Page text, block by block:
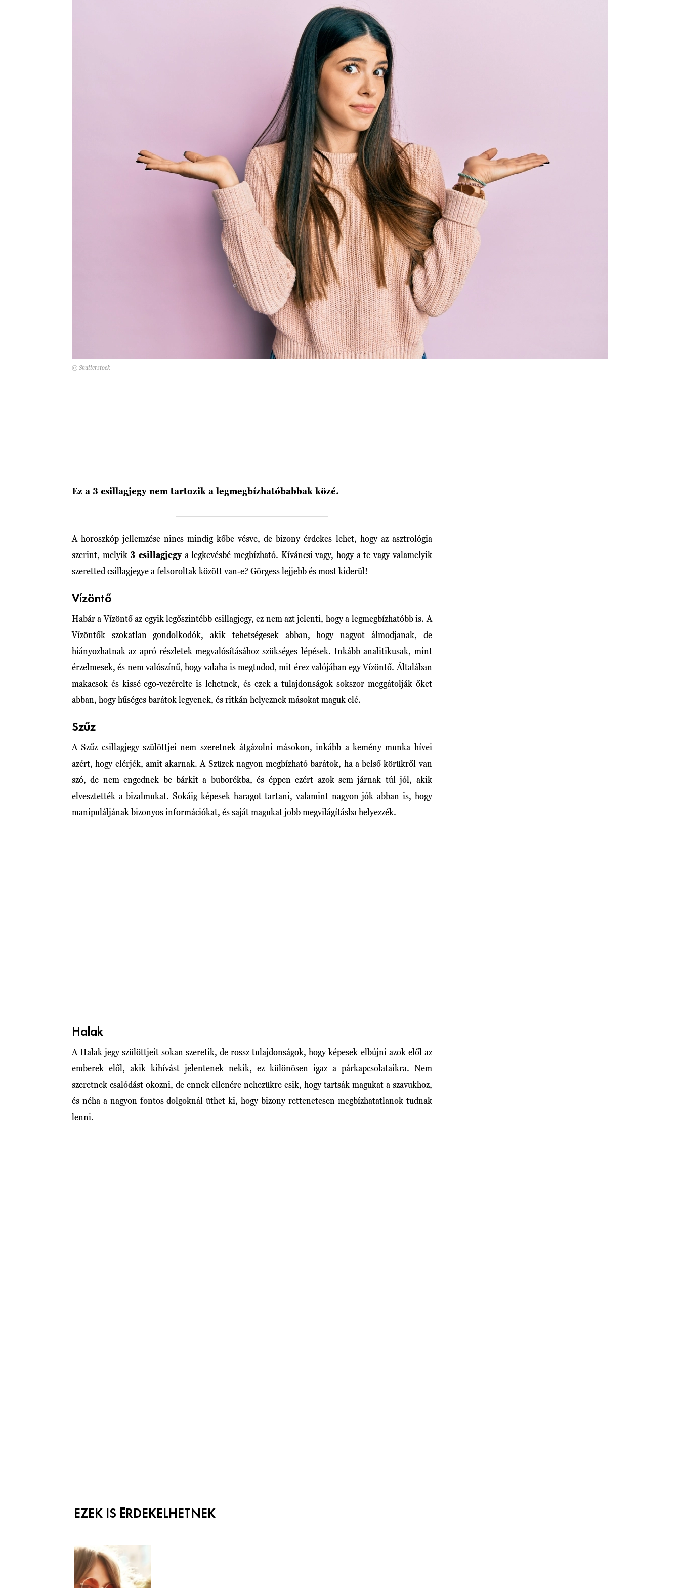
© Shutterstock
Ez a 3 csillagjegy nem tartozik a legmegbízhatóbabbak közé.
A horoszkóp jellemzése nincs mindig kőbe vésve, de bizony érdekes lehet, hogy az asztrológia
szerint, melyik3 csillagjegya legkevésbé megbízható. Kíváncsi vagy, hogy a te vagy valamelyik
szeretted csillagjegyea felsoroltak között van-e? Görgess lejjebb és most kiderül!
Vízöntő
Habár a Vízöntő az egyik legőszintébb csillagjegy, ez nem azt jelenti, hogy a legmegbízhatóbb is. A
Vízöntők szokatlan gondolkodók, akik tehetségesek abban, hogy nagyot álmodjanak, de
hiányozhatnak az apró részletek megvalósításához szükséges lépések. Inkább analitikusak, mint
érzelmesek, és nem valószínű, hogy valaha is megtudod, mit érez valójában egy Vízöntő. Általában
makacsok és kissé ego-vezérelte is lehetnek, és ezek a tulajdonságok sokszor meggátolják őket
abban, hogy hűséges barátok legyenek, és ritkán helyeznek másokat maguk elé.
Szűz
A Szűz csillagjegy szülöttjei nem szeretnek átgázolni másokon, inkább a kemény munka hívei
azért, hogy elérjék, amit akarnak. A Szüzek nagyon megbízható barátok, ha a belső körükről van
szó, de nem engednek be bárkit a buborékba, és éppen ezért azok sem járnak túl jól, akik
elvesztették a bizalmukat. Sokáig képesek haragot tartani, valamint nagyon jók abban is, hogy
manipuláljának bizonyos információkat, és saját magukat jobb megvilágításba helyezzék.
Halak
A Halak jegy szülöttjeit sokan szeretik, de rossz tulajdonságok, hogy képesek elbújni azok elől az
emberek elől, akik kihívást jelentenek nekik, ez különösen igaz a párkapcsolataikra. Nem
szeretnek csalódást okozni, de ennek ellenére nehezükre esik, hogy tartsák magukat a szavukhoz,
és néha a nagyon fontos dolgoknál üthet ki, hogy bizony rettenetesen megbízhatatlanok tudnak
lenni.
EZEK IS ÉRDEKELHETNEK